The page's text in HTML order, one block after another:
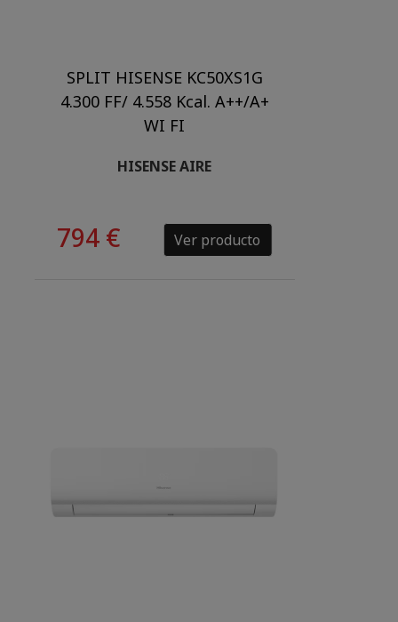
SPLIT HISENSE KC50XS1G
4.300 FF/ 4.558 Kcal. A++/A+
WI FI
HISENSE AIRE
794 € Ver producto